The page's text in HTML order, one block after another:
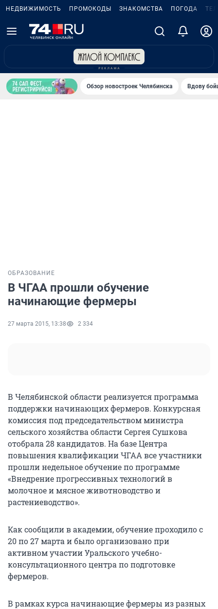
НЕДВИЖИМОСТЬ ПРОМОКОДЫ ЗНАКОМСТВА ПОГОДА
Обзор новостроек Челябинска Вдову
ОБРАЗОВАНИЕ
В ЧГАА прошли обучение
начинающие фермеры
27 марта 2015, 13:38 2 334
В Челябинской области реализуется программа
поддержки начинающих фермеров. Конкурсная
комиссия под председательством министра
сельского хозяйства области Сергея Сушкова
отобрала 28 кандидатов. На базе Центра
повышения квалификации ЧГАА все участники
прошли недельное обучение по программе
«Внедрение прогрессивных технологий в
молочное и мясное животноводство и
растениеводство».
Как сообщили в академии, обучение проходило с
20 по 27 марта и было организовано при
активном участии Уральского учебно-
консультационного центра по подготовке
фермеров.
В рамках курса начинающие фермеры из разных